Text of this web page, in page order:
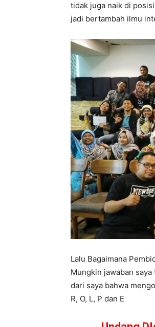
tidak juga naik di
jadi bertambah ilmu
Lalu Bagaimana
Mungkin jawaban
dari saya bahwa
R, O, L, P dan E